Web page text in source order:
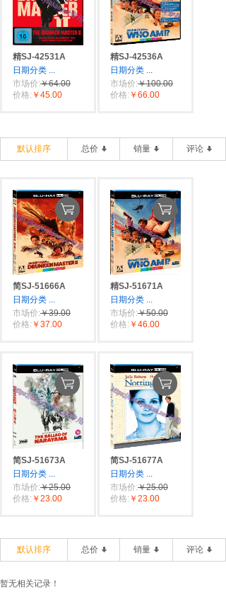
精SJ-42531A
日期分类 ...
市场价:￥64.00
价格: ￥45.00
精SJ-42536A
日期分类 ...
市场价:￥100.00
价格: ￥66.00
默认排序 总价 销量 评论
简SJ-51666A
日期分类 ...
市场价:￥39.00
价格: ￥37.00
精SJ-51671A
日期分类 ...
市场价:￥50.00
价格: ￥46.00
简SJ-51673A
日期分类 ...
市场价:￥25.00
价格: ￥23.00
简SJ-51677A
日期分类 ...
市场价:￥25.00
价格: ￥23.00
默认排序 总价 销量 评论
暂无相关记录！